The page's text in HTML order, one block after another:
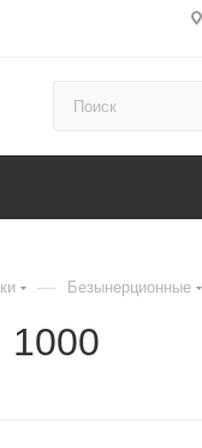
— Безынерционные
1000